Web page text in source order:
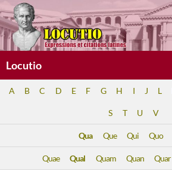
Aller
au
contenu
Locutio
A B C D E F G H I J L
S T U V
Qua Que Qui Quo
Quae Qual Quam Quan Quar